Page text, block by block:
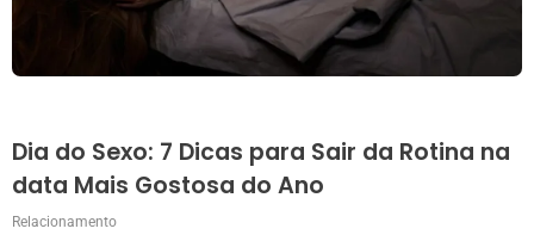
Dia do Sexo: 7 Dicas para Sair da Rotina na
data Mais Gostosa do Ano
Relacionamento